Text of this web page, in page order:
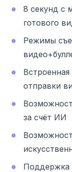
8 секунд с
готового
Режимы
отправки
за счёт ИИ
Поддержка